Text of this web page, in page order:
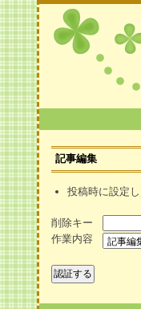
記事編集
投稿時に設定
削除キー
作業内容